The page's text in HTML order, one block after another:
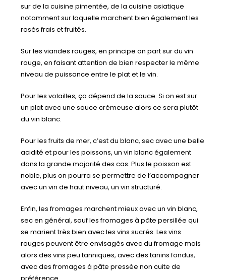
sur de la cuisine pimentée, de la cuisine asiatique
notamment sur laquelle marchent bien également les
rosés frais et fruités.
Sur les viandes rouges, en principe on part sur du vin
rouge, en faisant attention de bien respecter le même
niveau de puissance entre le plat et le vin.
Pour les volailles, ça dépend de la sauce. Si on est sur
un plat avec une sauce crémeuse alors ce sera plutôt
du vin blanc.
Pour les fruits de mer, c’est du blanc, sec avec une belle
acidité et pour les poissons, un vin blanc également
dans la grande majorité des cas. Plus le poisson est
noble, plus on pourra se permettre de l’accompagner
avec un vin de haut niveau, un vin structuré.
Enfin, les fromages marchent mieux avec un vin blanc,
sec en général, sauf les fromages à pâte persillée qui
se marient très bien avec les vins sucrés. Les vins
rouges peuvent être envisagés avec du fromage mais
alors des vins peu tanniques, avec des tanins fondus,
avec des fromages à pâte pressée non cuite de
préférence.